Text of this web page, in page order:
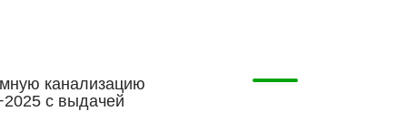
канализацию
с выдачей